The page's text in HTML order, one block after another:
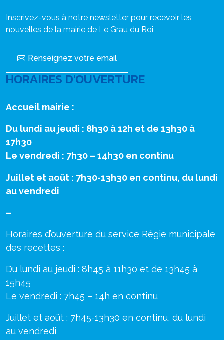
Inscrivez-vous à notre newsletter pour recevoir les
nouvelles de la mairie de Le Grau du Roi
Renseignez votre email
HORAIRES D'OUVERTURE
Accueil mairie :
Du lundi au jeudi : 8h30 à 12h et de 13h30 à
17h30
Le vendredi : 7h30 – 14h30 en continu
Juillet et août : 7h30-13h30 en continu, du lundi
au vendredi
–
Horaires d’ouverture du service Régie municipale
des recettes :
Du lundi au jeudi : 8h45 à 11h30 et de 13h45 à
15h45
Le vendredi : 7h45 – 14h en continu
Juillet et août : 7h45-13h30 en continu, du lundi
au vendredi